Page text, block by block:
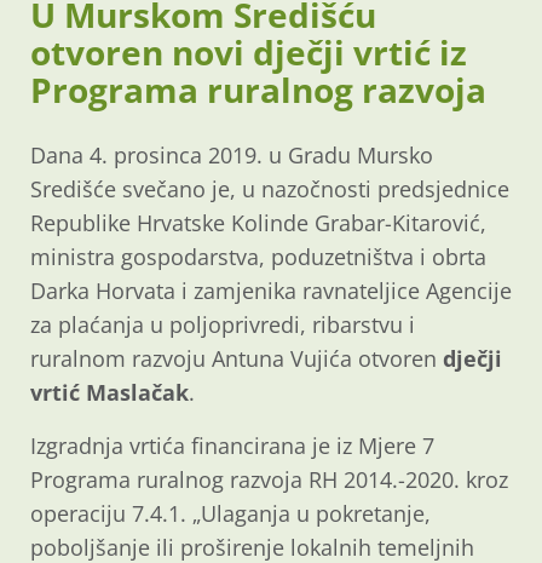
U Murskom Središću
otvoren novi dječji vrtić iz
Programa ruralnog razvoja
Dana 4. prosinca 2019. u Gradu Mursko
Središće svečano je, u nazočnosti predsjednice
Republike Hrvatske Kolinde Grabar-Kitarović,
ministra gospodarstva, poduzetništva i obrta
Darka Horvata i zamjenika ravnateljice Agencije
za plaćanja u poljoprivredi, ribarstvu i
ruralnom razvoju Antuna Vujića otvoren dječji
vrtić Maslačak.
Izgradnja vrtića financirana je iz Mjere 7
Programa ruralnog razvoja RH 2014.-2020. kroz
operaciju 7.4.1. „Ulaganja u pokretanje,
poboljšanje ili proširenje lokalnih temeljnih